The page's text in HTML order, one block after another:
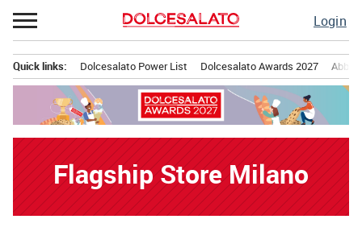
Passa
al
Login
principale
Quick links: Dolcesalato Power List Dolcesalato Awards 2027
Flagship Store Milano